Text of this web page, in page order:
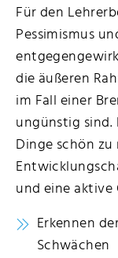
Für den
Pessimismus
die äußeren
im Fall einer
ungünstig
Dinge schön
und eine
Erkennen
Schwächen